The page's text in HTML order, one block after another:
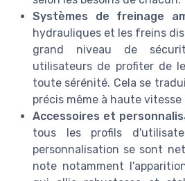
Systèmes de freinage
hydrauliques et les freins
grand niveau de
utilisateurs de profiter de
toute sérénité. Cela se
précis même à haute vitesse
Accessoires et
tous les profils
personnalisation se sont
note notamment